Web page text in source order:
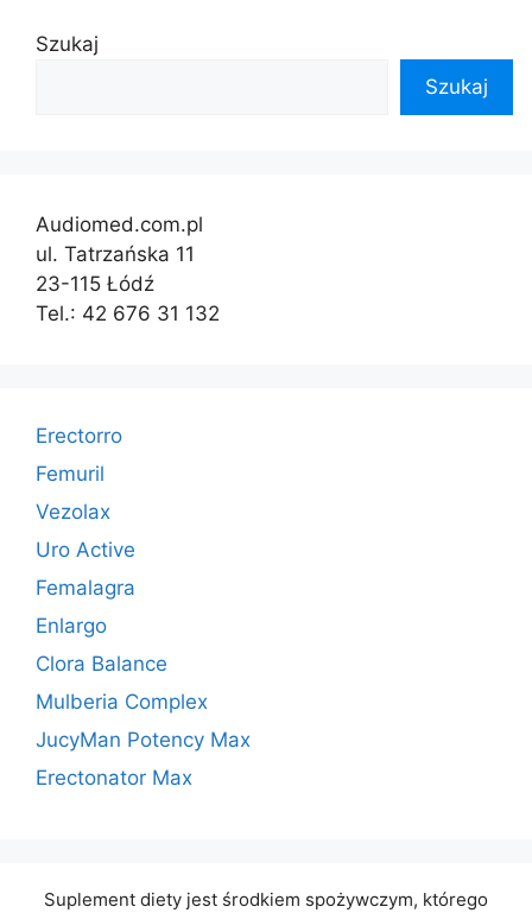
Szukaj
Szukaj
Audiomed.com.pl
ul. Tatrzańska 11
23-115 Łódź
Tel.: 42 676 31 132
Erectorro
Femuril
Vezolax
Uro Active
Femalagra
Enlargo
Clora Balance
Mulberia Complex
JucyMan Potency Max
Erectonator Max
Suplement diety jest środkiem spożywczym, którego